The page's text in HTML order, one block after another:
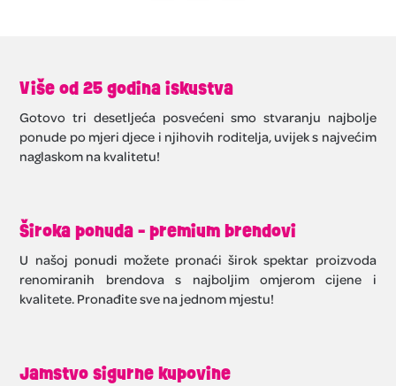
Više od 25 godina iskustva
Gotovo tri desetljeća posvećeni smo stvaranju najbolje
ponude po mjeri djece i njihovih roditelja, uvijek s najvećim
naglaskom na kvalitetu!
Široka ponuda - premium brendovi
U našoj ponudi možete pronaći širok spektar proizvoda
renomiranih brendova s najboljim omjerom cijene i
kvalitete. Pronađite sve na jednom mjestu!
Jamstvo sigurne kupovine